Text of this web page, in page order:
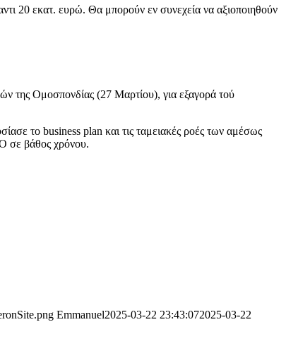
20 εκατ. ευρώ. Θα μπορούν εν συνεχεία να αξιοποιηθούν
της Ομοσπονδίας (27 Μαρτίου), για εξαγορά τού
το business plan και τις ταμειακές ροές των αμέσως
σε βάθος χρόνου.
Emmanuel2025-03-22 23:43:072025-03-22